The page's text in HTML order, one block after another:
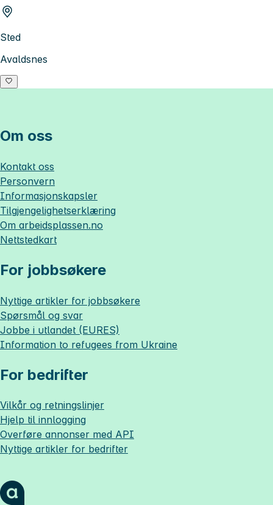
Sted
Avaldsnes
Om oss
Kontakt oss
Personvern
Informasjonskapsler
Tilgjengelighetserklæring
Om arbeidsplassen.no
Nettstedkart
For jobbsøkere
Nyttige artikler for jobbsøkere
Spørsmål og svar
Jobbe i utlandet (EURES)
Information to refugees from Ukraine
For bedrifter
Vilkår og retningslinjer
Hjelp til innlogging
Overføre annonser med API
Nyttige artikler for bedrifter